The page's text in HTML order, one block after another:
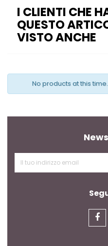
I CLIENTI CHE
QUESTO
VISTO ANCHE
No products at this time.